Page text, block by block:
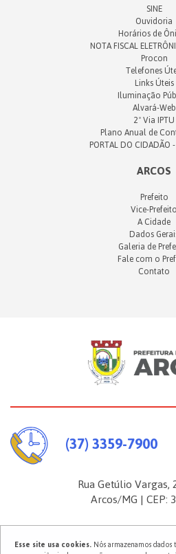
(37) 3359-7900
Rua Getúlio Vargas,
Arcos/MG | CEP:
SINE
Ouvidoria
Horários de
NOTA FISCAL
Procon
Telefones
Links Úteis
Iluminação
Alvará-Web
2ª Via IPTU
Plano Anual de
PORTAL DO CIDADÃO
ARCOS
Prefeito
Vice-Prefeito
A Cidade
Dados
Galeria de
Fale com o
Contato
2026 ©Prefeitura Municipal de Arcos
Esse site usa cookies.Nós armazenamos